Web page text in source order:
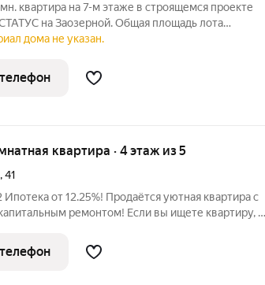
квартира на 7-м этаже в строящемся проекте
на Заозерной. Общая площадь лота
кв. м, из которых 11,11 кв. м отведено под жилую
дома не указан.
квартира · 4 этаж из 5
,41
от 12.25%! Продаётся уютная квартира с
ремонтом! Если вы ищете квартиру, в
вариант станет отличным выбором. В квартире